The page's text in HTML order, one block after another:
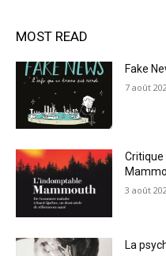
MOST READ
Fake
7 août
Critique
3 août
La